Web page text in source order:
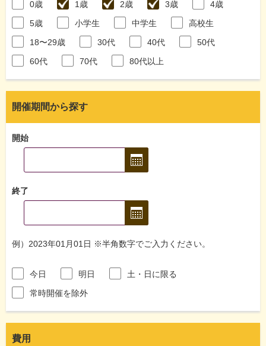
0歳
1歳 2歳 3歳
4歳
5歳
小学生 中学生
高校生
18〜29歳
30代 40代
50代
60代
70代 80代以上
開催期間から探す
開始
終了
例）2023年01月01日 ※半角数字でご入力ください。
今日 明日
土・日に限る
常時開催を除外
費用